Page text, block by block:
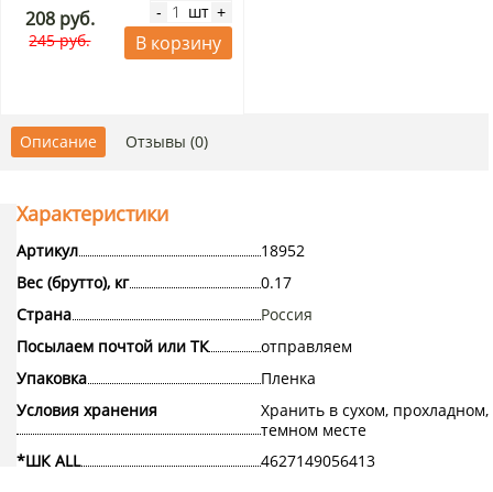
208 руб.
245 руб.
- шт +
В корзину
Описание Отзывы (0)
Характеристики
Артикул
18952
Вес (брутто), кг
0.17
Страна
Россия
Посылаем почтой или ТК
отправляем
Упаковка
Пленка
Условия хранения
Хранить в сухом, прохладном,
темном месте
*ШК ALL
4627149056413